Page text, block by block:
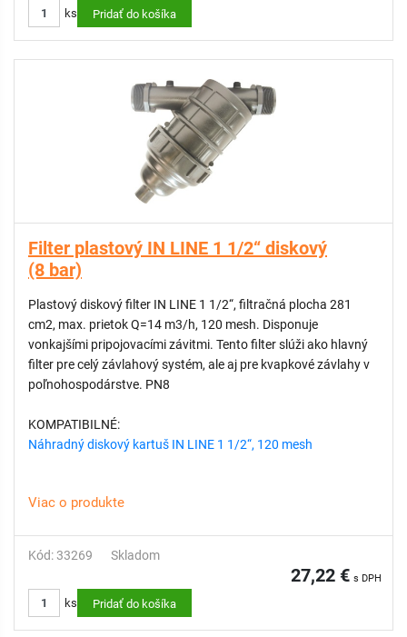
Filtračné teleso typu SX je určené pre vložky s plochým
Náhradná vložka ATLAS 20" SX Master 1", 100 micron
Náhradná vložka ATLAS SX - RL 20" Master 1", 50 micron
ks Pridať do košíka
Filter plastový IN LINE 1 1/2“ diskový
(8 bar)
Plastový diskový filter IN LINE 1 1/2“, filtračná plocha 281
cm2, max. prietok Q=14 m3/h, 120 mesh. Disponuje
vonkajšími pripojovacími závitmi. Tento filter slúži ako hlavný
filter pre celý závlahový systém, ale aj pre kvapkové závlahy v
poľnohospodárstve. PN8
KOMPATIBILNÉ:
Náhradný diskový kartuš IN LINE 1 1/2“, 120 mesh
Viac o produkte
Kód: 33269 Skladom
27,22 € s DPH
ks Pridať do košíka